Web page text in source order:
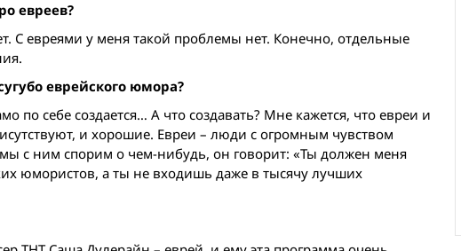
евреев?
С евреями у меня такой проблемы нет. Конечно, отдельные
еврейского юмора?
по себе создается… А что создавать? Мне кажется, что евреи и
и хорошие. Евреи – люди с огромным чувством
с ним спорим о чем-нибудь, он говорит: «Ты должен меня
юмористов, а ты не входишь даже в тысячу лучших